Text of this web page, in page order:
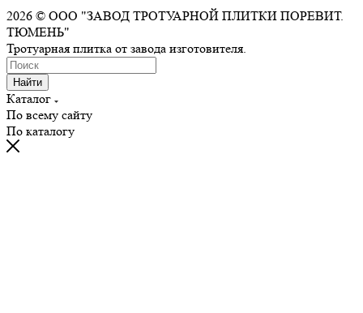
2026 © ООО "ЗАВОД ТРОТУАРНОЙ ПЛИТКИ ПОРЕВИТ.
ТЮМЕНЬ"
Тротуарная плитка от завода изготовителя.
Найти
Каталог
По всему сайту
По каталогу